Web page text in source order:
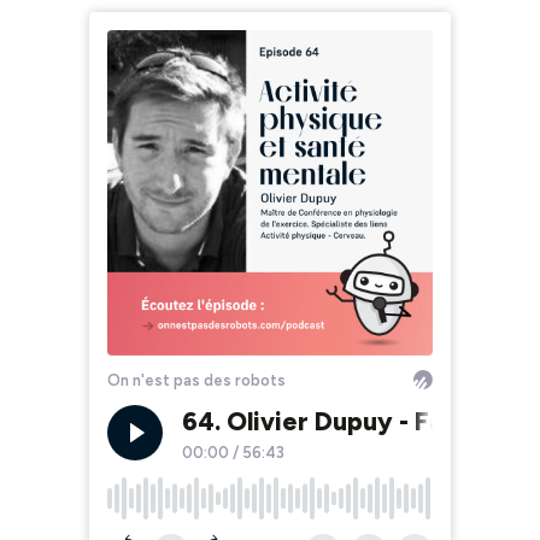
On n'est pas des robots
64. Olivier Dupuy - Faire du
00:00 / 56:43